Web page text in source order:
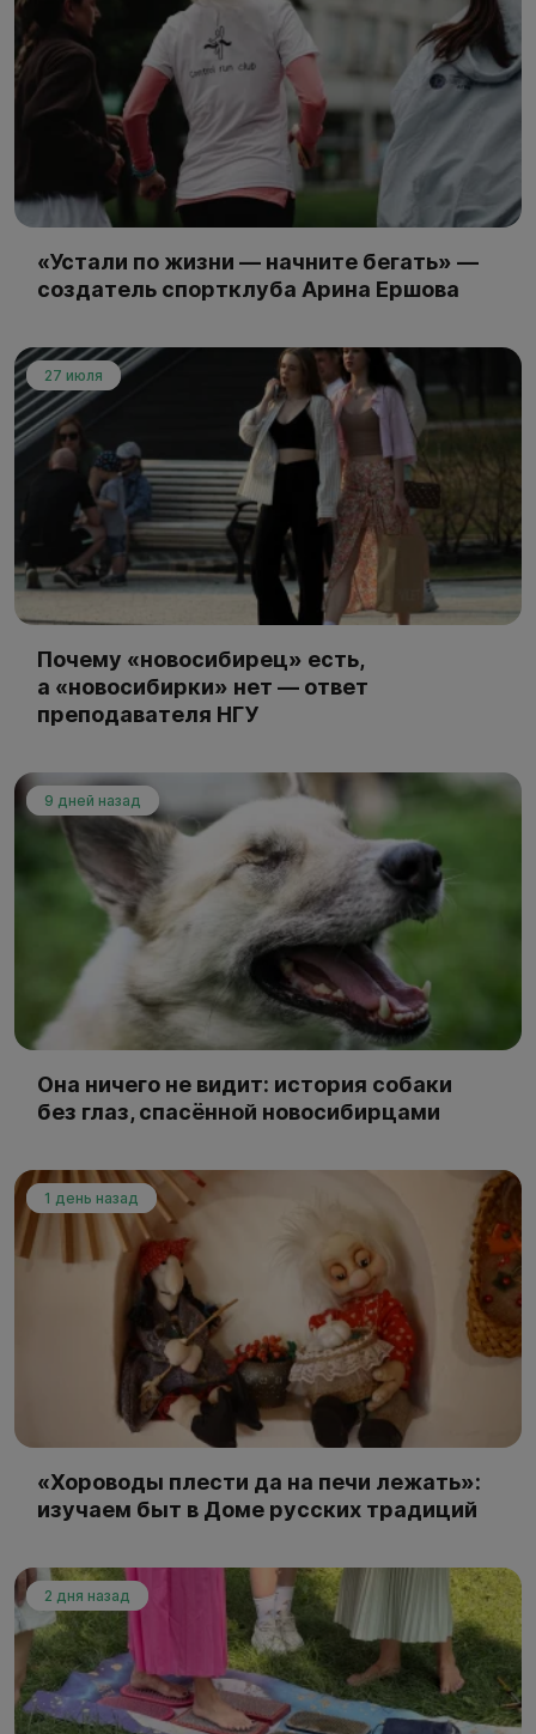
«Устали по жизни — начните бегать» —
создатель спортклуба Арина Ершова
27 июля
Почему «новосибирец» есть,
а «новосибирки» нет — ответ
преподавателя НГУ
9 дней назад
Она ничего не видит: история собаки
без глаз, спасённой новосибирцами
1 день назад
«Хороводы плести да на печи лежать»:
изучаем быт в Доме русских традиций
2 дня назад